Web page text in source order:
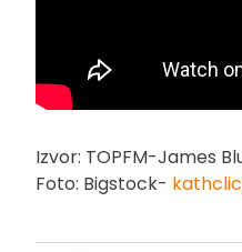
Izvor: TOPFM-James
Foto: Bigstock-